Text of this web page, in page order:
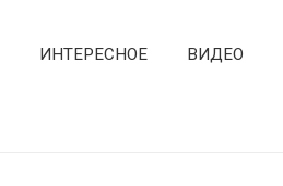
ИНТЕРЕСНОЕ ВИДЕО